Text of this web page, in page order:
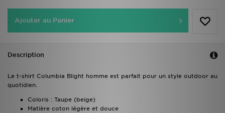
Ajouter au Panier
Description
Le t-shirt Columbia Blight homme est parfait pour un style outdoor au
quotidien.
Coloris : Taupe (beige)
Matière coton légère et douce